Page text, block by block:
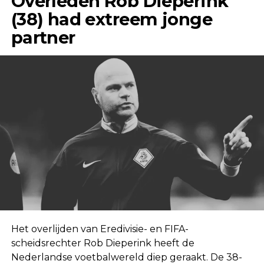
(38) had extreem jonge
partner
Het overlijden van Eredivisie- en FIFA-
scheidsrechter Rob Dieperink heeft de
Nederlandse voetbalwereld diep geraakt. De 38-